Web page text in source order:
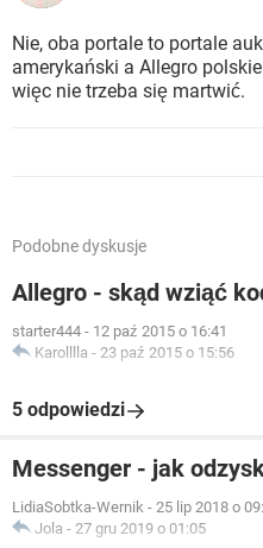
Nie, oba portale to portale
amerykański a Allegro
więc nie trzeba się martwić.
Podobne dyskusje
Allegro - skąd wziąć
starter444 - 12 paź 2015 o 16:41
Karolllla - 23 paź 2015 o 15:56
5 odpowiedzi
Messenger - jak
LidiaSobtka-Wernik - 25 lip 2018 o
Jola - 27 gru 2019 o 01:05